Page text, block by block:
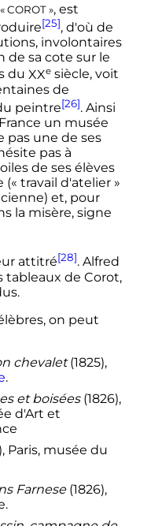
« COROT », est
[25], d'où de
involontaires
de sa cote sur le
du XXe siècle, voit
de
peintre[26]. Ainsi
un musée
pas une de ses
pas à
de ses élèves
(« travail d'atelier »
et, pour
la misère, signe
attitré[28]. Alfred
tableaux de Corot,
on peut
chevalet(1825),
.
et boisées(1826),
d'Art et
Paris, musée du
Farnese(1826),